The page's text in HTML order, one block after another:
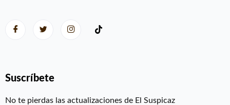
Suscríbete
No te pierdas las actualizaciones de El Suspicaz